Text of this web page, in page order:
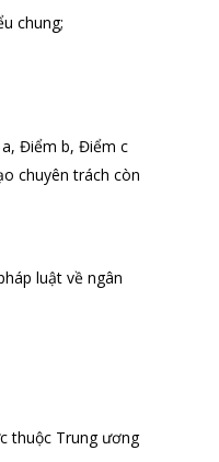
chung;
Điểm b, Điểm c
chuyên trách còn
luật về ngân
thuộc Trung ương